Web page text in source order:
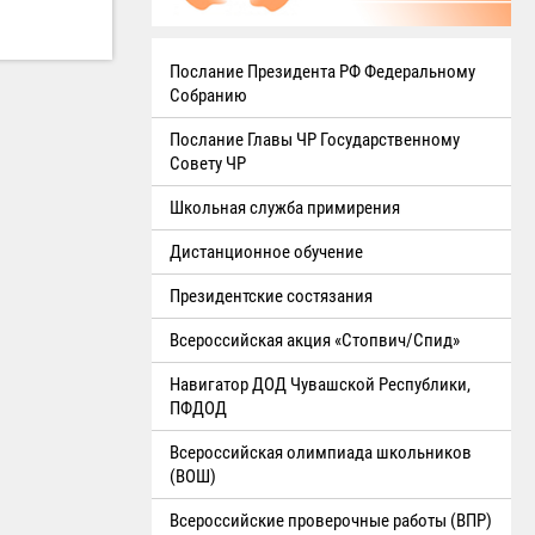
Послание Президента РФ Федеральному
Собранию
Послание Главы ЧР Государственному
Совету ЧР
Школьная служба примирения
Дистанционное обучение
Президентские состязания
Всероссийская акция «Стопвич/Спид»
Навигатор ДОД Чувашской Республики,
ПФДОД
Всероссийская олимпиада школьников
(ВОШ)
Всероссийские проверочные работы (ВПР)